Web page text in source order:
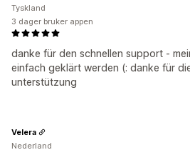
danke für den schnellen support -
einfach geklärt werden (: danke für
unterstützung
Tyskland
3 dager bruker appen
Velera
Nederland